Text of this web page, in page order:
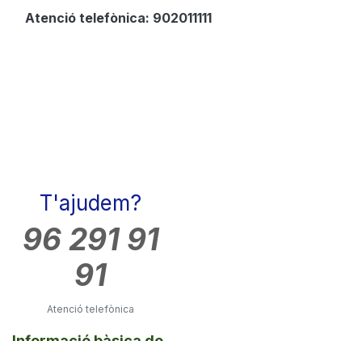
Atenció telefònica: 902011111
T'ajudem?
96 291 91
91
Atenció telefònica